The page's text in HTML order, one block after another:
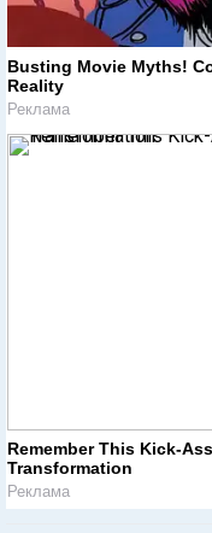
Busting Movie Myths!
Reality
Реклама
Remember This Kick-
Transformation
Реклама